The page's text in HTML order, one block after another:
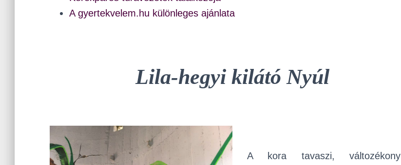
A gyertekvelem.hu különleges ajánlata
Lila-hegyi kilátó Nyúl
A kora tavaszi, változékony